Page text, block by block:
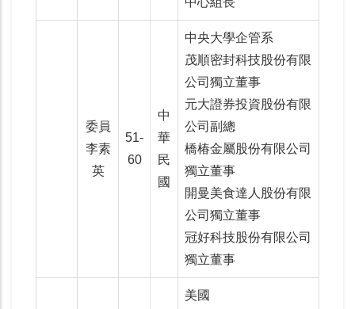
委員
李素
英
51-
60
中
華
民
國
中央大學企管系
茂順密封科技股份有限
公司獨立董事
元大證券投資股份有限
公司副總
橋椿金屬股份有限公司
獨立董事
開曼美食達人股份有限
公司獨立董事
冠好科技股份有限公司
獨立董事
美國